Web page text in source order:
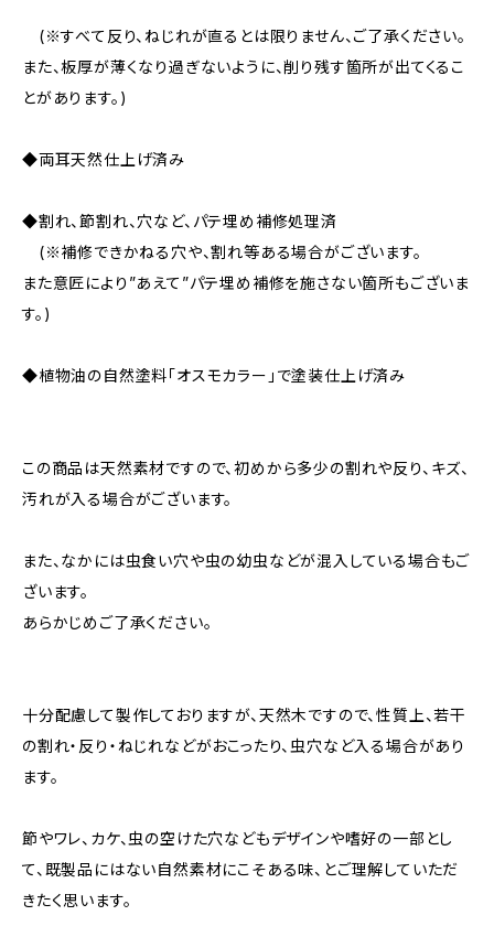
(※すべて反り、ねじれが直るとは限りません、ご了承ください。
また、板厚が薄くなり過ぎないように、削り残す箇所が出てくるこ
とがあります。)
◆両耳天然仕上げ済み
◆割れ、節割れ、穴など、パテ埋め補修処理済
(※補修できかねる穴や、割れ等ある場合がございます。
また意匠により”あえて”パテ埋め補修を施さない箇所もございま
す。)
◆植物油の自然塗料「オスモカラー」で塗装仕上げ済み
この商品は天然素材ですので、初めから多少の割れや反り、キズ、
汚れが入る場合がございます。
また、なかには虫食い穴や虫の幼虫などが混入している場合もご
ざいます。
あらかじめご了承ください。
十分配慮して製作しておりますが、天然木ですので、性質上、若干
の割れ・反り・ねじれなどがおこったり、虫穴など入る場合があり
ます。
節やワレ、カケ、虫の空けた穴などもデザインや嗜好の一部とし
て、既製品にはない自然素材にこそある味、とご理解していただ
きたく思います。